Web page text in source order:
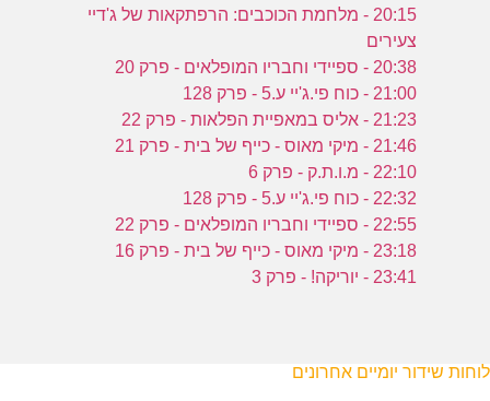
20:15 - מלחמת הכוכבים: הרפתקאות של ג'דיי
צעירים
20:38 - ספיידי וחבריו המופלאים - פרק 20
21:00 - כוח פי.ג'יי ע.5 - פרק 128
21:23 - אליס במאפיית הפלאות - פרק 22
21:46 - מיקי מאוס - כייף של בית - פרק 21
22:10 - מ.ו.ת.ק - פרק 6
22:32 - כוח פי.ג'יי ע.5 - פרק 128
22:55 - ספיידי וחבריו המופלאים - פרק 22
23:18 - מיקי מאוס - כייף של בית - פרק 16
23:41 - יוריקה! - פרק 3
לוחות שידור יומיים אחרונים